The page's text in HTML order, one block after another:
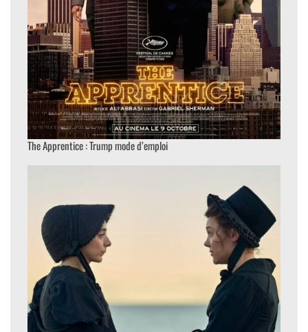
The Apprentice : Trump mode d’emploi